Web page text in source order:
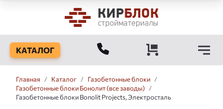
КАТАЛОГ
Главная / Каталог / Газобетонные блоки /
Газобетонные блоки Бонолит (все заводы) /
Газобетонные блоки Bonolit Projects, Электросталь